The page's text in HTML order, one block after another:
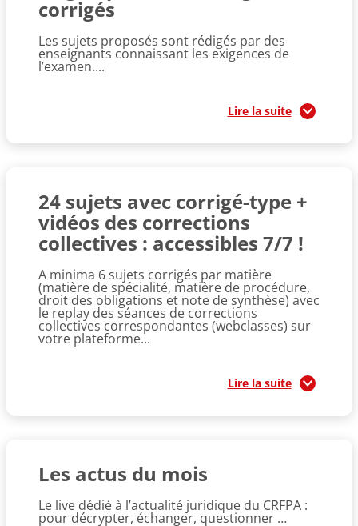
corrigés
Les sujets proposés sont rédigés par des
enseignants connaissant les exigences de
l’examen....
Lire la suite
24 sujets avec corrigé-type +
vidéos des corrections
collectives : accessibles 7/7 !
A minima 6 sujets corrigés par matière
(matière de spécialité, matière de procédure,
droit des obligations et note de synthèse) avec
le replay des séances de corrections
collectives correspondantes (webclasses) sur
votre plateforme...
Lire la suite
Les actus du mois
Le live dédié à l’actualité juridique du CRFPA :
pour décrypter, échanger, questionner …